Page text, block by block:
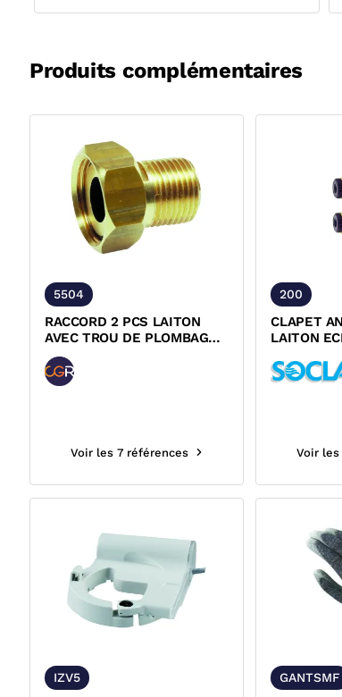
Produits complémentaires
5504
RACCORD 2 PCS LAITON
AVEC TROU DE PLOMBAGE
POUR COMPTEUR D'EAU
Voir les 7 références
200
CLAPET
LAITON
Voir
IZV5 GANTSMF